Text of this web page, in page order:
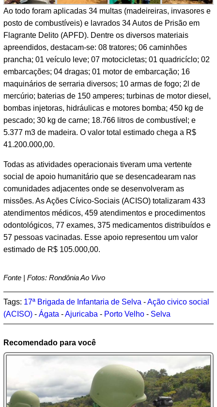
Ao todo foram aplicadas 34 multas (madeireiras, invasores e
posto de combustíveis) e lavrados 34 Autos de Prisão em
Flagrante Delito (APFD). Dentre os diversos materiais
apreendidos, destacam-se: 08 tratores; 06 caminhões
prancha; 01 veículo leve; 07 motocicletas; 01 quadricíclo; 02
embarcações; 04 dragas; 01 motor de embarcação; 16
maquinários de serraria diversos; 10 armas de fogo; 2l de
mercúrio; baterias de 150 amperes; turbinas de motor diesel,
bombas injetoras, hidráulicas e motores bomba; 450 kg de
pescado; 30 kg de carne; 18.766 litros de combustível; e
5.377 m3 de madeira. O valor total estimado chega a R$
41.200.000,00.
Todas as atividades operacionais tiveram uma vertente
social de apoio humanitário que se desencadearam nas
comunidades adjacentes onde se desenvolveram as
missões. As Ações Cívico-Sociais (ACISO) totalizaram 433
atendimentos médicos, 459 atendimentos e procedimentos
odontológicos, 77 exames, 375 medicamentos distribuídos e
57 pessoas vacinadas. Esse apoio representou um valor
estimado de R$ 105.000,00.
Fonte | Fotos: Rondônia Ao Vivo
Tags: 17ª Brigada de Infantaria de Selva -Ação civico social
(ACISO) - Ágata -Ajuricaba - Porto Velho - Selva
Recomendado para você